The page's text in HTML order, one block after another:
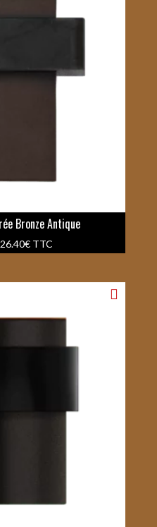
Bronze Antique
26.40€TTC